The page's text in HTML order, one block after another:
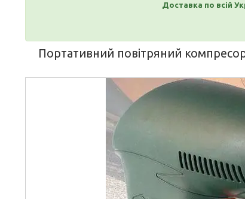
Доставка по всій
Портативний повітряний